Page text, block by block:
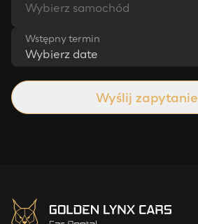
Wybierz samochód
Wstępny termin
Wybierz date
Wyślij zapytanie